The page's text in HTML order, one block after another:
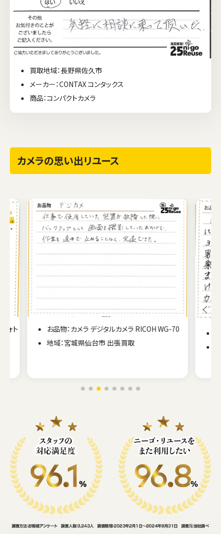
買取地域：長野県佐久市
メーカー：CONTAX コンタックス
商品：コンパクトカメラ
カメラの思い出リユース
70
お品物：カメラ フィルム一眼レフ Nikon F60
地域：宮城県仙台市 出張買取